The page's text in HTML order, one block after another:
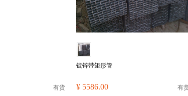
有货
镀锌带矩形管
¥ 5586.00 有